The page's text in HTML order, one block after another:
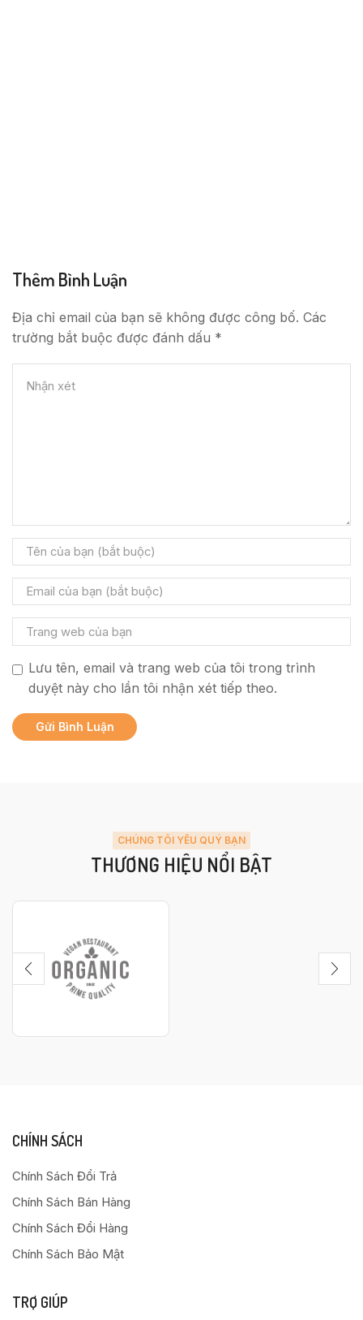
Thêm Bình Luận
Địa chỉ email của bạn sẽ không được công bố. Các
trường bắt buộc được đánh dấu *
Lưu tên, email và trang web của tôi trong trình
duyệt này cho lần tôi nhận xét tiếp theo.
CHÚNG TÔI YÊU QUÝ BẠN
THƯƠNG HIỆU NỔI BẬT
CHÍNH SÁCH
Chính Sách Đổi Trả
Chính Sách Bán Hàng
Chính Sách Đổi Hàng
Chính Sách Bảo Mật
TRỢ GIÚP